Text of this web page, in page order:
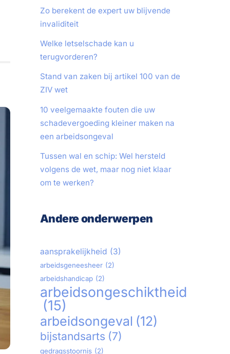
Zo berekent de expert uw blijvende
invaliditeit
Welke letselschade kan u
terugvorderen?
Stand van zaken bij artikel 100 van de
ZIV wet
10 veelgemaakte fouten die uw
schadevergoeding kleiner maken na
een arbeidsongeval
Tussen wal en schip: Wel hersteld
volgens de wet, maar nog niet klaar
om te werken?
Andere onderwerpen
aansprakelijkheid (3)
arbeidsgeneesheer (2)
arbeidshandicap (2)
arbeidsongeschiktheid
(15)
arbeidsongeval (12)
bijstandsarts (7)
gedragsstoornis (2)